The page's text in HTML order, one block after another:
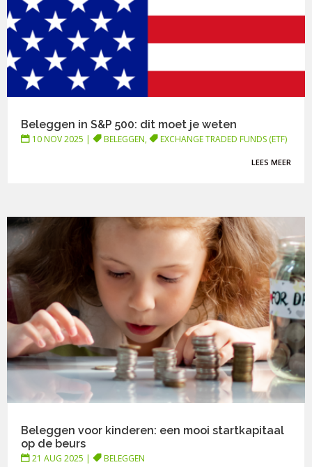
Beleggen in S&P 500: dit moet je weten
10 NOV 2025 | BELEGGEN, EXCHANGE TRADED FUNDS (ETF)
LEES MEER
Beleggen voor kinderen: een mooi startkapitaal
op de beurs
21 AUG 2025 | BELEGGEN